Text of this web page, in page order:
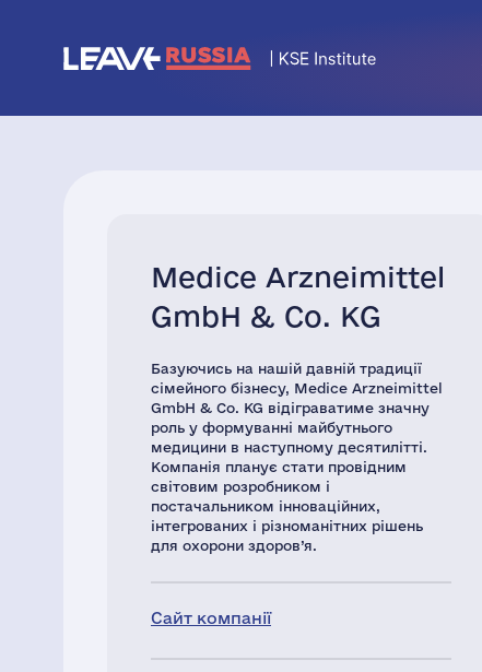
Medice Arzneimittel
GmbH & Co. KG
Базуючись на нашій давній традиції
сімейного бізнесу, Medice Arzneimittel
GmbH & Co. KG відіграватиме значну
роль у формуванні майбутнього
медицини в наступному десятилітті.
Компанія планує стати провідним
світовим розробником і
постачальником інноваційних,
інтегрованих і різноманітних рішень
для охорони здоров’я.
Сайт компанії